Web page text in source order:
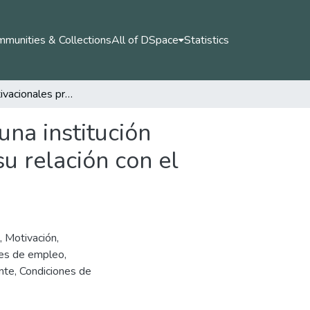
& CollectionsAll of DSpace Statistics
Factores motivacionales presentes en docentes de una institución educativa pública del sector norte de la Dorada, y su relación con el clima laboral
institución
relación con el
, Motivación,
de empleo,
, Condiciones de